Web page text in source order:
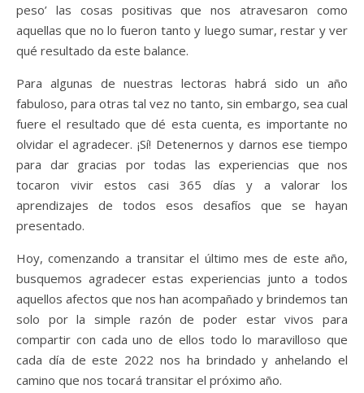
peso’ las cosas positivas que nos atravesaron como
aquellas que no lo fueron tanto y luego sumar, restar y ver
qué resultado da este balance.
Para algunas de nuestras lectoras habrá sido un año
fabuloso, para otras tal vez no tanto, sin embargo, sea cual
fuere el resultado que dé esta cuenta, es importante no
olvidar el agradecer. ¡Sí! Detenernos y darnos ese tiempo
para dar gracias por todas las experiencias que nos
tocaron vivir estos casi 365 días y a valorar los
aprendizajes de todos esos desafíos que se hayan
presentado.
Hoy, comenzando a transitar el último mes de este año,
busquemos agradecer estas experiencias junto a todos
aquellos afectos que nos han acompañado y brindemos tan
solo por la simple razón de poder estar vivos para
compartir con cada uno de ellos todo lo maravilloso que
cada día de este 2022 nos ha brindado y anhelando el
camino que nos tocará transitar el próximo año.